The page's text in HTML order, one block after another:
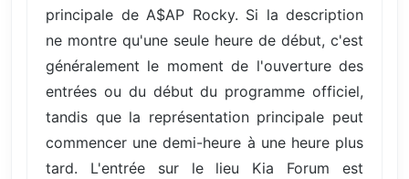
principale de A$AP Rocky. Si la description
ne montre qu'une seule heure de début, c'est
généralement le moment de l'ouverture des
entrées ou du début du programme officiel,
tandis que la représentation principale peut
commencer une demi-heure à une heure plus
tard. L'entrée sur le lieu Kia Forum est